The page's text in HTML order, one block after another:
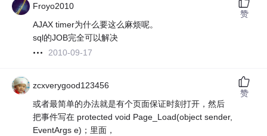
Froyo2010
AJAX timer为什么要这么麻烦呢。
sql的JOB完全可以解决
2010-09-17
赞
zcxverygood123456
或者最简单的办法就是有个页面保证时刻打开，然后
把事件写在 protected void Page_Load(object sender,
EventArgs e)；里面，
赞